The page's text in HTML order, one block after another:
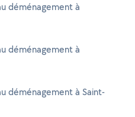
déménagement à
déménagement à
déménagement à Saint-